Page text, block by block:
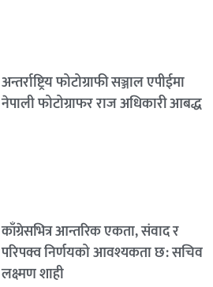
अन्तर्राष्ट्रिय फोटोग्राफी सञ्जाल एपीईमा
नेपाली फोटोग्राफर राज अधिकारी आबद्ध
काँग्रेसभित्र आन्तरिक एकता, संवाद र
परिपक्व निर्णयको आवश्यकता छ: सचिव
लक्ष्मण शाही